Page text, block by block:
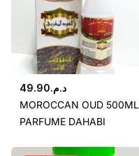
د.م.49.90
MOROCCAN OUD 500ML
PARFUME DAHABI